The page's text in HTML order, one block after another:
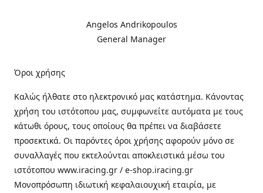
Angelos Andrikopoulos
General Manager
Όροι χρήσης
Καλώς ήλθατε στo ηλεκτρονικό μας κατάστημα. Κάνοντας
χρήση του ιστότοπου μας, συμφωνείτε αυτόματα με τους
κάτωθι όρους, τους οποίους θα πρέπει να διαβάσετε
προσεκτικά. Οι παρόντες όροι χρήσης αφορούν μόνο σε
συναλλαγές που εκτελούνται αποκλειστικά μέσω του
ιστότοπου www.iracing.gr / e-shop.iracing.gr
Μονοπρόσωπη ιδιωτική κεφαλαιουχική εταιρία, με